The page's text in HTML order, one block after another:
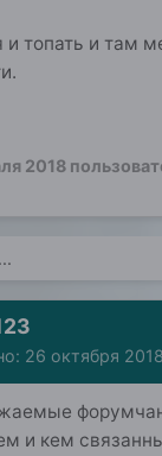
и топать и там
2018
26 октября 2018
и кем